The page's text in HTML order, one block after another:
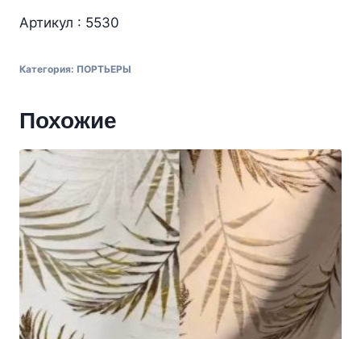
Артикул : 5530
Категория: ПОРТЬЕРЫ
Похожие